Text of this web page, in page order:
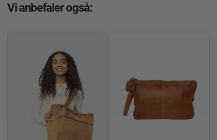
Vi anbefaler også: